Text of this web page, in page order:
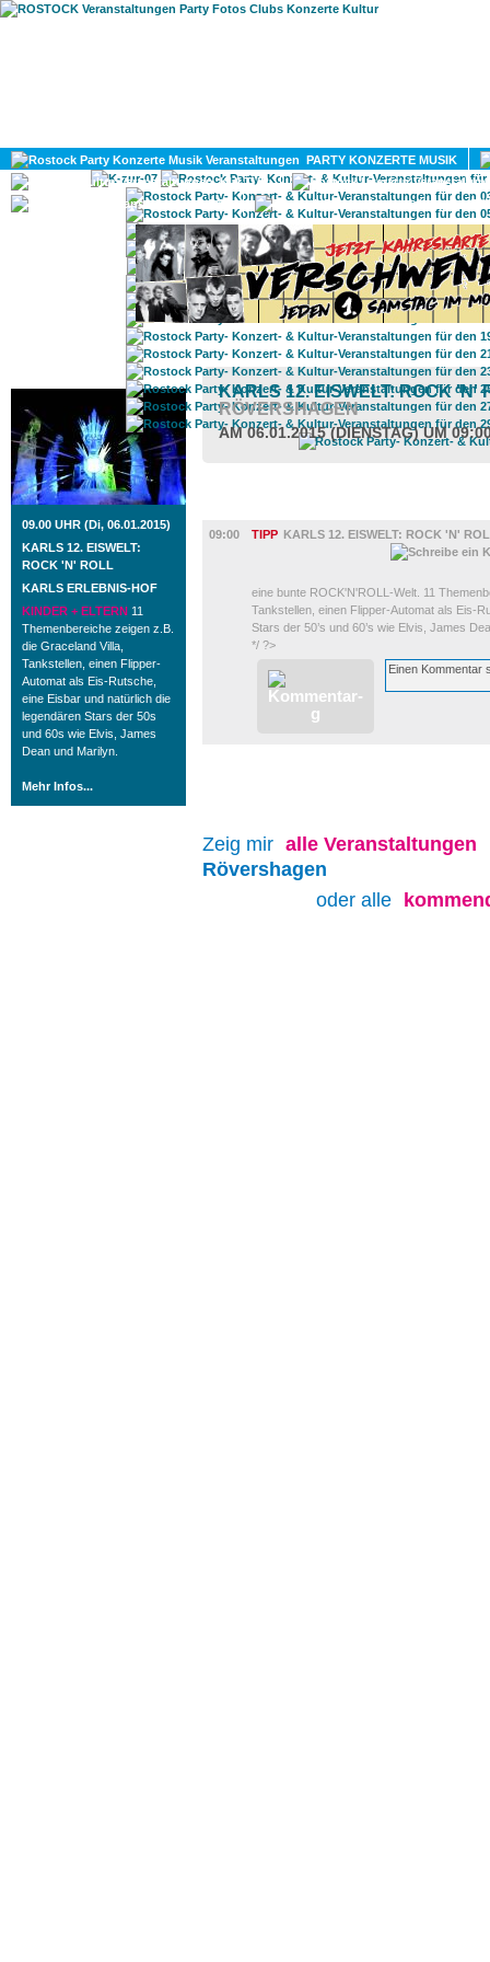
PARTY KONZERTE MUSIK
KULTUR
GAY
ROSTOCK TAGESTIPP
09.00 UHR (Di, 06.01.2015)
KARLS 12. EISWELT:
ROCK 'N' ROLL
KARLS ERLEBNIS-HOF
KINDER + ELTERN 11
Themenbereiche zeigen z.B.
die Graceland Villa,
Tankstellen, einen Flipper-
Automat als Eis-Rutsche,
eine Eisbar und natürlich die
legendären Stars der 50s
und 60s wie Elvis, James
Dean und Marilyn.
Mehr Infos...
KARLS 12. EISWELT: ROCK 'N'
RÖVERSHAGEN
AM 06.01.2015 (DIENSTAG) UM
09:00
TIPP KARLS 12. EISWELT: ROCK 'N'
eine bunte ROCK'N'ROLL-Welt. 11
Tankstellen, einen Flipper-Automat als Eis-
Stars der 50’s und 60’s wie Elvis, James
*/ ?>
Zeig mir alle Veranstaltungen
Rövershagen
oder alle